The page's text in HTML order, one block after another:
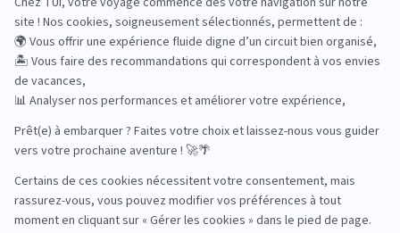
Road Trips
Safari
Sénior